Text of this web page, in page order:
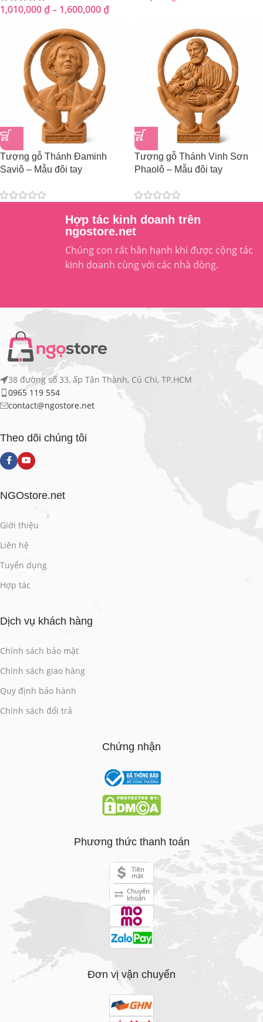
1,010,000₫– 1,600,000₫
Tượng gỗ Thánh Đaminh
Saviô – Mẫu đôi tay
Tượng gỗ Thánh Vinh Sơn
Phaolô – Mẫu đôi tay
Hợp tác kinh doanh trên
ngostore.net
Chúng con rất hân hạnh khi được cộng tác
kinh doanh cùng với các nhà dòng.
38 đường số 33, ấp Tân Thành, Củ Chi, TP.HCM
0965 119 554
contact@ngostore.net
Theo dõi chúng tôi
NGOstore.net
Giới thiệu
Liên hệ
Tuyển dụng
Hợp tác
Dịch vụ khách hàng
Chính sách bảo mật
Chính sách giao hàng
Quy định bảo hành
Chính sách đổi trả
Chứng nhận
Phương thức thanh toán
Đơn vị vận chuyển